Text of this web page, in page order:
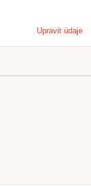
Upravit údaje